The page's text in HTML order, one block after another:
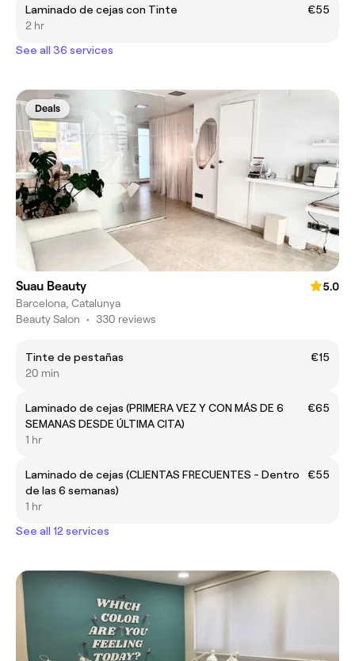
Laminado de cejas con Tinte
€55
2 hr
See all 36 services
Deals
Suau Beauty
5.0
Barcelona, Catalunya
Beauty Salon • 330 reviews
Tinte de pestañas
€15
20 min
Laminado de cejas (PRIMERA VEZ Y CON MÁS DE 6
SEMANAS DESDE ÚLTIMA CITA)
€65
1 hr
Laminado de cejas (CLIENTAS FRECUENTES - Dentro
de las 6 semanas)
€55
1 hr
See all 12 services